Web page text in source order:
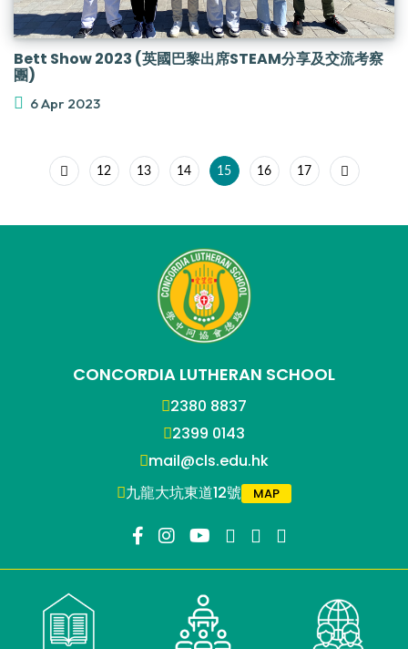
Bett Show 2023 (英國巴黎出席STEAM分享及交流考察
團)
6 Apr 2023
12 13 14 15 16 17
CONCORDIA LUTHERAN SCHOOL
2380 8837
2399 0143
mail@cls.edu.hk
九龍大坑東道12號
MAP